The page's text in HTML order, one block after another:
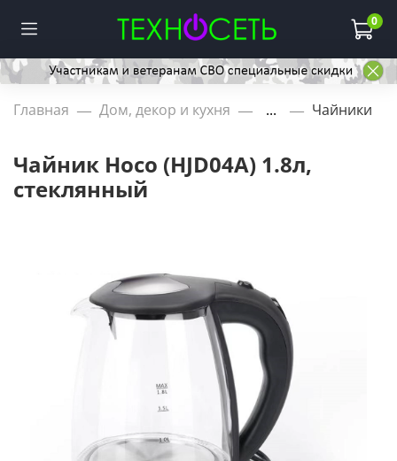
0
Главная Дом, декор и кухня ... Чайники
Чайник Hoco (HJD04A) 1.8л,
стеклянный